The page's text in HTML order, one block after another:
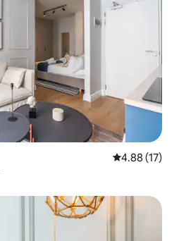
औसत रेटिंग 5 में
4.88 (17)